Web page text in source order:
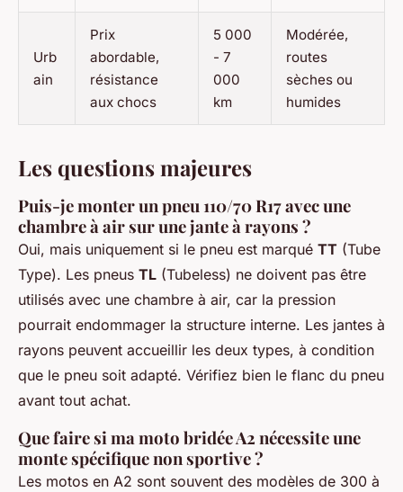
Urb
ain
Prix
abordable,
résistance
aux chocs
5 000
- 7
000
km
Modérée,
routes
sèches ou
humides
Les questions majeures
Puis-je monter un pneu 110/70 R17 avec une
chambre à air sur une jante à rayons ?
Oui, mais uniquement si le pneu est marqué TT (Tube
Type). Les pneus TL (Tubeless) ne doivent pas être
utilisés avec une chambre à air, car la pression
pourrait endommager la structure interne. Les jantes à
rayons peuvent accueillir les deux types, à condition
que le pneu soit adapté. Vérifiez bien le flanc du pneu
avant tout achat.
Que faire si ma moto bridée A2 nécessite une
monte spécifique non sportive ?
Les motos en A2 sont souvent des modèles de 300 à